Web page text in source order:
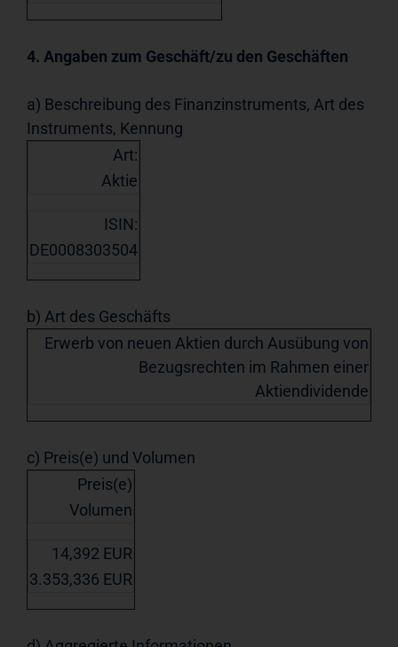
4. Angaben zum Geschäft/zu den Geschäften
a) Beschreibung des Finanzinstruments, Art des
Instruments, Kennung
Art:
Aktie
ISIN:
DE0008303504
b) Art des Geschäfts
Erwerb von neuen Aktien durch Ausübung von
Bezugsrechten im Rahmen einer
Aktiendividende
c) Preis(e) und Volumen
Preis(e)
Volumen
14,392 EUR
3.353,336 EUR